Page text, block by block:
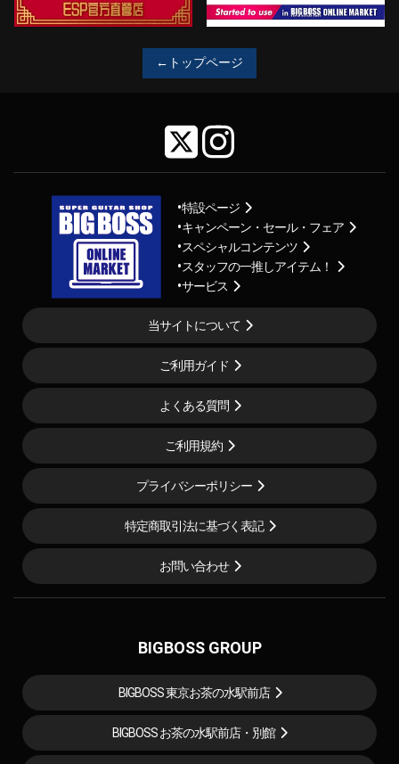
←トップページ
特設ページ
キャンペーン・セール・フェア
スペシャルコンテンツ
スタッフの一推しアイテム！
サービス
当サイトについて
ご利用ガイド
よくある質問
ご利用規約
プライバシーポリシー
特定商取引法に基づく表記
お問い合わせ
BIGBOSS GROUP
BIGBOSS 東京お茶の水駅前店
BIGBOSS お茶の水駅前店・別館